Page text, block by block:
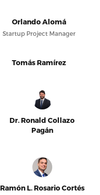
Orlando Alomá
Startup Project Manager
Tomás Ramírez
Dr. Ronald Collazo
Pagán
Ramón L. Rosario Cortés